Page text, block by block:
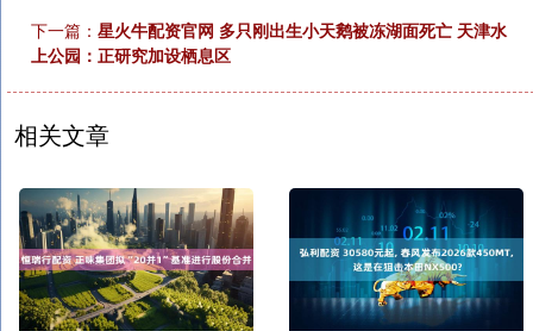
下一篇： 星火牛配资官网 多只刚出生小天鹅被冻湖面死亡 天津水
上公园：正研究加设栖息区
相关文章